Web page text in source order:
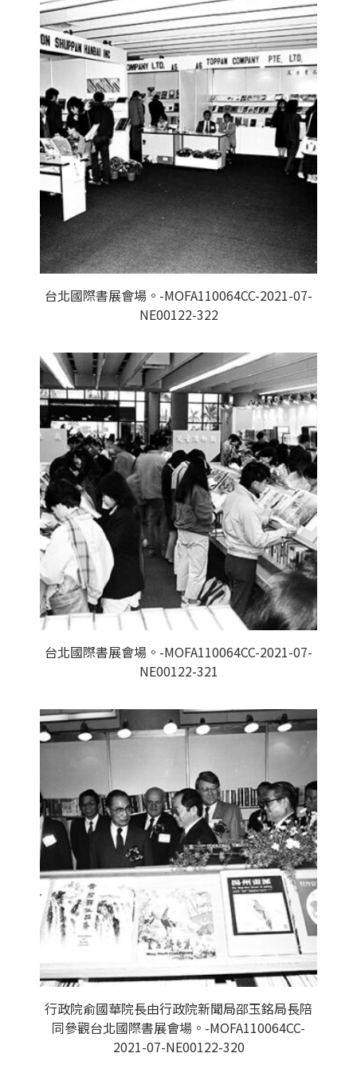
台北國際書展會場。-MOFA110064CC-2021-07-
NE00122-322
台北國際書展會場。-MOFA110064CC-2021-07-
NE00122-321
行政院俞國華院長由行政院新聞局邵玉銘局長陪
同參觀台北國際書展會場。-MOFA110064CC-
2021-07-NE00122-320